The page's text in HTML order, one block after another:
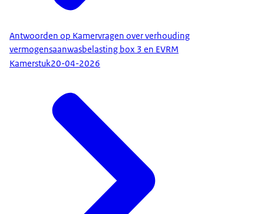
Antwoorden op Kamervragen over verhouding
vermogensaanwasbelasting box 3 en EVRM
Kamerstuk20-04-2026